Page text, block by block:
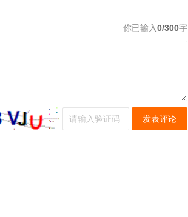
你已输入0/300字
发表评论